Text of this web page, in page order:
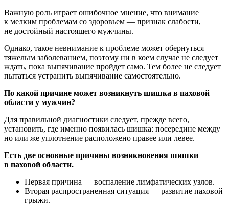
Важную роль играет ошибочное мнение, что внимание
к мелким проблемам со здоровьем — признак слабости,
не достойный настоящего мужчины.
Однако, такое невнимание к проблеме может обернуться
тяжелым заболеванием, поэтому ни в коем случае не следует
ждать, пока выпячивание пройдет само. Тем более не следует
пытаться устранить выпячивание самостоятельно.
По какой причине может возникнуть шишка в паховой
области у мужчин?
Для правильной диагностики следует, прежде всего,
установить, где именно появилась шишка: посередине между
но или же уплотнение расположено правее или левее.
Есть две основные причины возникновения шишки
в паховой области.
Первая причина — воспаление лимфатических узлов.
Вторая распространенная ситуация — развитие паховой
грыжи.